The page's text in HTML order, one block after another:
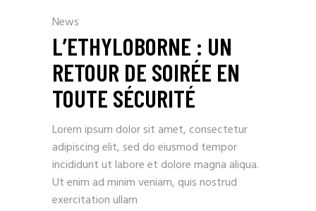
News
L’ETHYLOBORNE : UN
RETOUR DE SOIRÉE EN
TOUTE SÉCURITÉ
Lorem ipsum dolor sit amet, consectetur
adipiscing elit, sed do eiusmod tempor
incididunt ut labore et dolore magna aliqua.
Ut enim ad minim veniam, quis nostrud
exercitation ullam